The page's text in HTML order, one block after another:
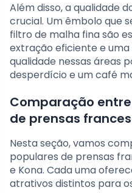
Além disso, a qualidade
crucial. Um êmbolo que
filtro de malha fina são
extração eficiente e
qualidade nessas áreas
desperdício e um café
Comparação
de prensas
Nesta seção, vamos
populares de prensas
e Kona. Cada uma
atrativos distintos para